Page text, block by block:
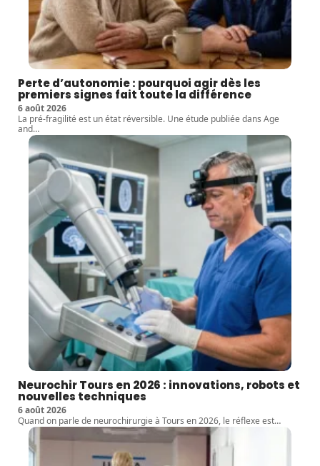
Perte d’autonomie : pourquoi agir dès les
premiers signes fait toute la différence
6 août 2026
La pré-fragilité est un état réversible. Une étude publiée dans Age
and…
Neurochir Tours en 2026 : innovations, robots et
nouvelles techniques
6 août 2026
Quand on parle de neurochirurgie à Tours en 2026, le réflexe est…